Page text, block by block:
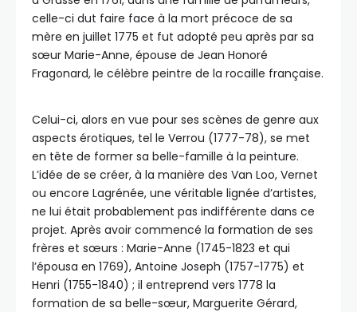
celle-ci dut faire face à la mort précoce de sa
mère en juillet 1775 et fut adopté peu après par sa
sœur Marie-Anne, épouse de Jean Honoré
Fragonard, le célèbre peintre de la rocaille française.
Celui-ci, alors en vue pour ses scènes de genre aux
aspects érotiques, tel le Verrou (1777-78), se met
en tête de former sa belle-famille à la peinture.
L’idée de se créer, à la manière des Van Loo, Vernet
ou encore Lagrénée, une véritable lignée d’artistes,
ne lui était probablement pas indifférente dans ce
projet. Après avoir commencé la formation de ses
frères et sœurs : Marie-Anne (1745-1823 et qui
l’épousa en 1769), Antoine Joseph (1757-1775) et
Henri (1755-1840) ; il entreprend vers 1778 la
formation de sa belle-sœur, Marguerite Gérard,